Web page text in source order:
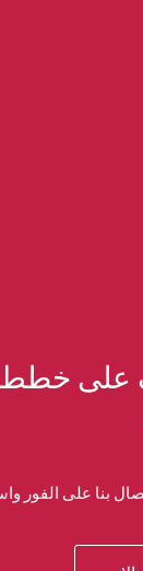
خطط
بنا على الفور